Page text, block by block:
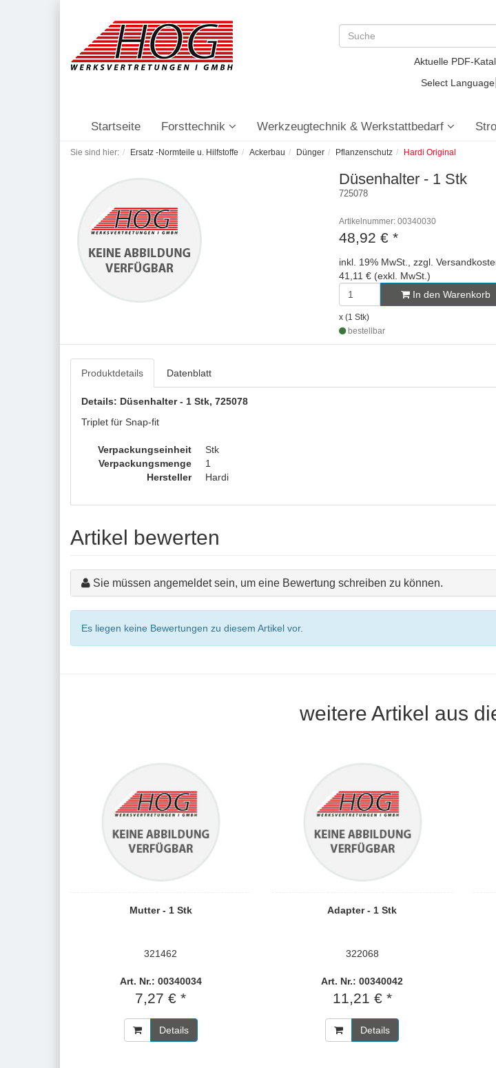
Aktuelle PDF-
Select Language
Startseite Forsttechnik Werkzeugtechnik & Werkstattbedarf
Sie sind hier: Ersatz -Normteile u. Hilfstoffe Ackerbau Dünger Pflanzenschutz Hardi Original
Düsenhalter - 1 Stk
725078
Artikelnummer: 00340030
48,92 € *
inkl. 19% MwSt., zzgl.
41,11 € (exkl. MwSt.)
In den Warenkorb
x (1 Stk)
bestellbar
Produktdetails Datenblatt
Details: Düsenhalter - 1 Stk, 725078
Triplet für Snap-fit
Verpackungseinheit
Stk
Verpackungsmenge
1
Hersteller
Hardi
Artikel bewerten
Sie müssen angemeldet sein, um eine Bewertung schreiben zu können.
Es liegen keine Bewertungen zu diesem Artikel vor.
weitere Artikel aus
Mutter - 1 Stk
321462
Art. Nr.: 00340034
7,27 € *
Details
Adapter - 1 Stk
322068
Art. Nr.: 00340042
11,21 € *
Details